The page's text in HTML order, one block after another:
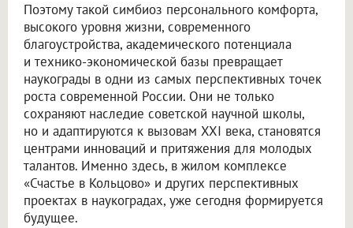
Поэтому такой симбиоз персонального комфорта,
высокого уровня жизни, современного
благоустройства, академического потенциала
и технико-экономической базы превращает
наукограды в одни из самых перспективных точек
роста современной России. Они не только
сохраняют наследие советской научной школы,
но и адаптируются к вызовам XXI века, становятся
центрами инноваций и притяжения для молодых
талантов. Именно здесь, в жилом комплексе
«Счастье в Кольцово» и других перспективных
проектах в наукоградах, уже сегодня формируется
будущее.